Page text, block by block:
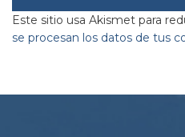
Este sitio usa Akismet para
se procesan los datos de tus